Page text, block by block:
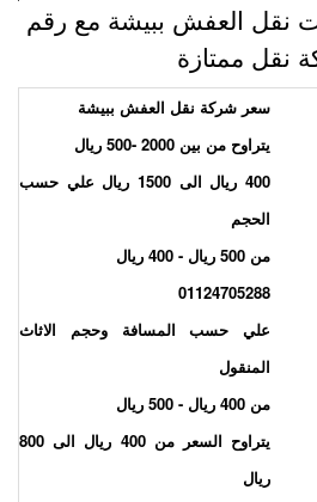
العفش ببيشة مع رقم
ممتازة
سعر شركة نقل العفش ببيشة
يتراوح من بين 2000 -500 ريال
400 ريال الى 1500 ريال علي حسب
الحجم
من 500 ريال - 400 ريال
01124705288
علي حسب المسافة وحجم الاثاث
المنقول
من 400 ريال - 500 ريال
يتراوح السعر من 400 ريال الى 800
ريال